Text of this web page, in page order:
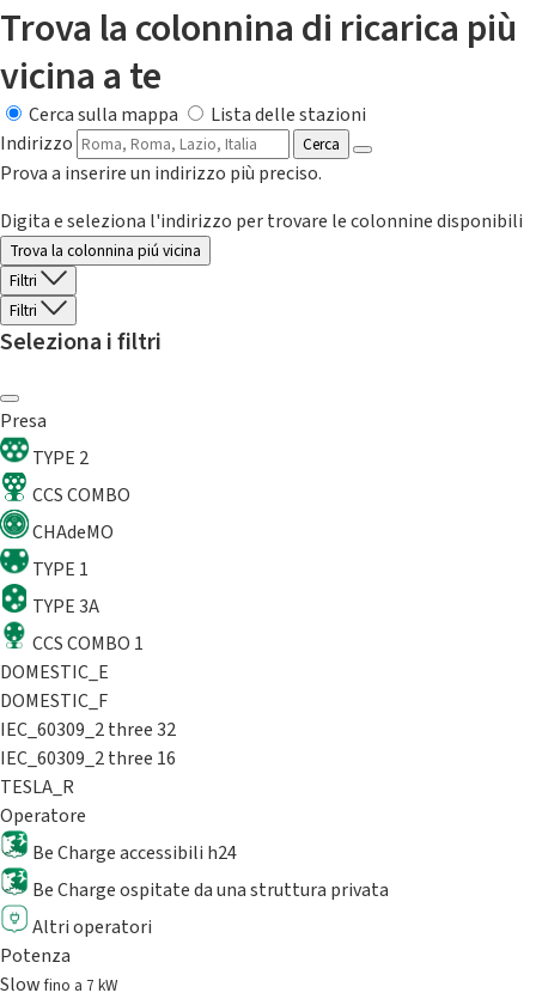
Trova la colonnina di ricarica più
vicina a te
Cerca sulla mappa
Lista delle stazioni
Indirizzo
Cerca
Prova a inserire un indirizzo più preciso.
Digita e seleziona l'indirizzo per trovare le colonnine disponibili
Trova la colonnina piú vicina
Filtri
Filtri
Seleziona i filtri
Presa
TYPE 2
CCS COMBO
CHAdeMO
TYPE 1
TYPE 3A
CCS COMBO 1
DOMESTIC_E
DOMESTIC_F
IEC_60309_2 three 32
IEC_60309_2 three 16
TESLA_R
Operatore
Be Charge accessibili h24
Be Charge ospitate da una struttura privata
Altri operatori
Potenza
Slowfino a 7 kW